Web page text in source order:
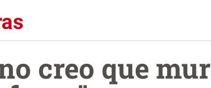
creo que